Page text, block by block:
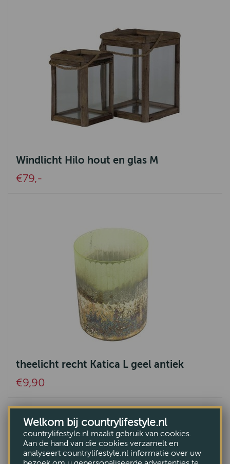
Windlicht Hilo hout en glas M
€79,-
theelicht recht Katica L geel antiek
€9,90
Welkom bij countrylifestyle.nl
countrylifestyle.nl maakt gebruik van cookies.
Aan de hand van die cookies verzamelt en
analyseert countrylifestyle.nl informatie over uw